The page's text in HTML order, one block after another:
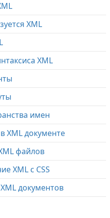
XML
XML
имен
XML документе
файлов
XML с CSS
документов